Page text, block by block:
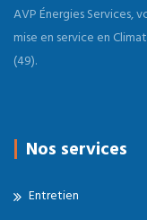
AVP Énergies Services,
mise en service en
(49).
Nos services
Entretien